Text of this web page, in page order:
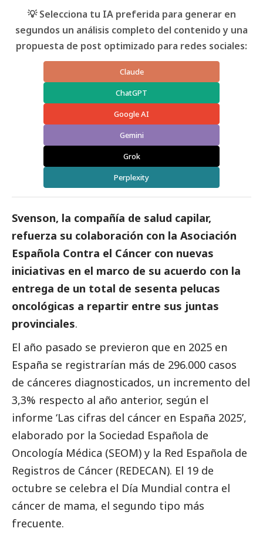
💡 Selecciona tu IA preferida para generar en
segundos un análisis completo del contenido y una
propuesta de post optimizado para redes sociales:
Claude
ChatGPT
Google AI
Gemini
Grok
Perplexity
Svenson, la compañía de salud capilar,
refuerza su colaboración con la Asociación
Española Contra el Cáncer con nuevas
iniciativas en el marco de su acuerdo con la
entrega de un total de sesenta pelucas
oncológicas a repartir entre sus juntas
provinciales.
El año pasado se previeron que en 2025 en
España se registrarían más de 296.000 casos
de cánceres diagnosticados, un incremento del
3,3% respecto al año anterior, según el
informe ‘Las cifras del cáncer en España 2025’,
elaborado por la Sociedad Española de
Oncología Médica (SEOM) y la Red Española de
Registros de Cáncer (REDECAN). El 19 de
octubre se celebra el Día Mundial contra el
cáncer de mama, el segundo tipo más
frecuente.